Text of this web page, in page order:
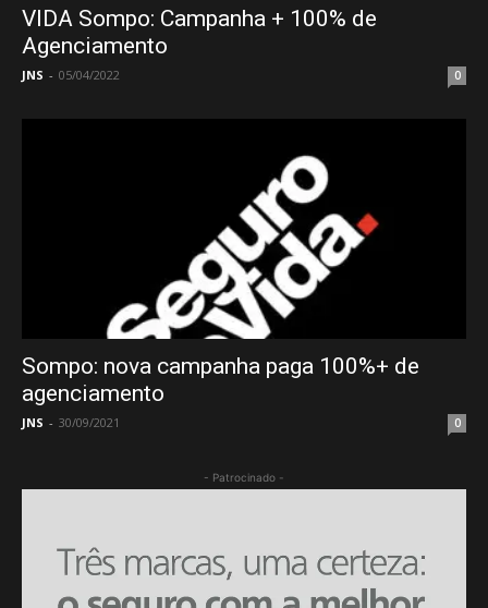
VIDA Sompo: Campanha + 100% de
Agenciamento
JNS - 05/04/2022 0
Sompo: nova campanha paga 100%+ de
agenciamento
JNS - 30/09/2021 0
- Patrocinado -